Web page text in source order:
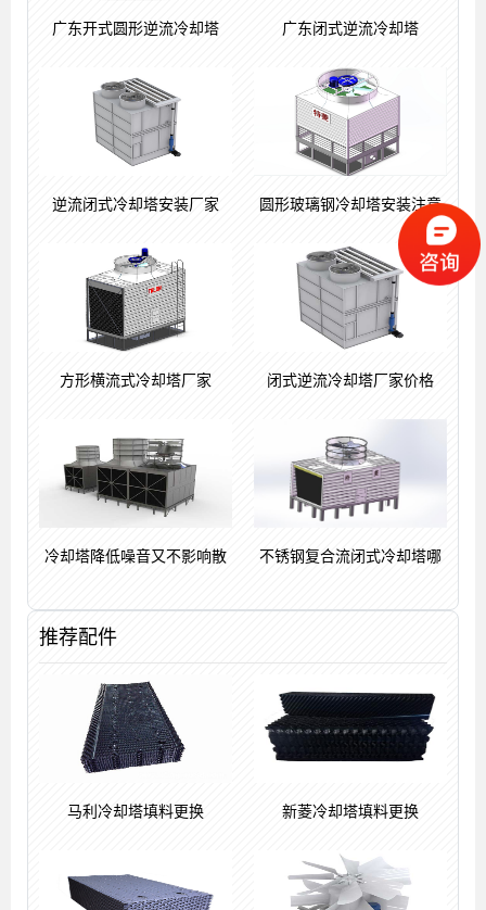
广东开式圆形逆流冷却塔 广东闭式逆流冷却塔
逆流闭式冷却塔安装厂家 圆形玻璃钢冷却塔安装注意
方形横流式冷却塔厂家 闭式逆流冷却塔厂家价格
冷却塔降低噪音又不影响散 不锈钢复合流闭式冷却塔哪
推荐配件
马利冷却塔填料更换 新菱冷却塔填料更换